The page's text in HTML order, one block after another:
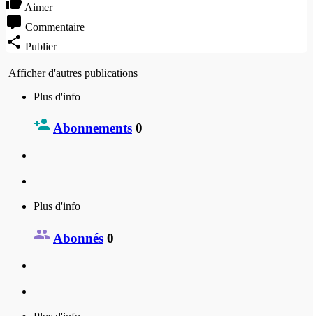
Aimer
Commentaire
Publier
Afficher d'autres publications
Plus d'info
Abonnements 0
Plus d'info
Abonnés 0